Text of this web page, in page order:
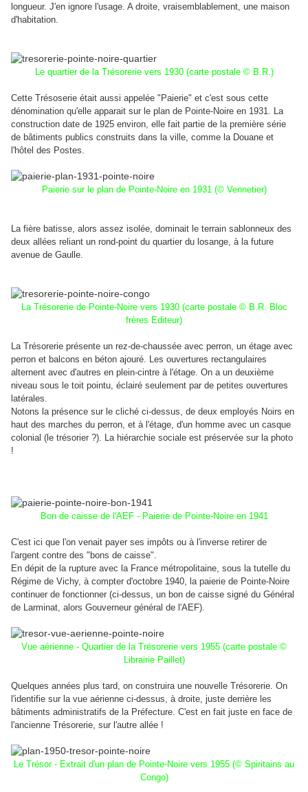
longueur. J'en ignore l'usage. A droite, vraisemblablement, une maison
d'habitation.
Le quartier de la Trésorerie vers 1930 (carte postale © B.R.)
Cette Trésoserie était aussi appelée "Paierie" et c'est sous cette
dénomination qu'elle apparait sur le plan de Pointe-Noire en 1931. La
construction date de 1925 environ, elle fait partie de la première série
de bâtiments publics construits dans la ville, comme la Douane et
l'hôtel des Postes.
Paierie sur le plan de Pointe-Noire en 1931 (© Vennetier)
La fière batisse, alors assez isolée, dominait le terrain sablonneux des
deux allées reliant un rond-point du quartier du losange, à la future
avenue de Gaulle.
La Trésorerie de Pointe-Noire vers 1930 (carte postale © B.R. Bloc
frères Editeur)
La Trésorerie présente un rez-de-chaussée avec perron, un étage avec
perron et balcons en béton ajouré. Les ouvertures rectangulaires
alternent avec d'autres en plein-cintre à l'étage. On a un deuxième
niveau sous le toit pointu, éclairé seulement par de petites ouvertures
latérales.
Notons la présence sur le cliché ci-dessus, de deux employés Noirs en
haut des marches du perron, et à l'étage, d'un homme avec un casque
colonial (le trésorier ?). La hiérarchie sociale est préservée sur la photo
!
Bon de caisse de l'AEF - Paierie de Pointe-Noire en 1941
C'est ici que l'on venait payer ses impôts ou à l'inverse retirer de
l'argent contre des "bons de caisse".
En dépit de la rupture avec la France métropolitaine, sous la tutelle du
Régime de Vichy, à compter d'octobre 1940, la paierie de Pointe-Noire
continuer de fonctionner (ci-dessus, un bon de caisse signé du Général
de Larminat, alors Gouverneur général de l'AEF).
Vue aérienne - Quartier de la Trésorerie vers 1955 (carte postale ©
Librairie Paillet)
Quelques années plus tard, on construira une nouvelle Trésorerie. On
l'identifie sur la vue aérienne ci-dessus, à droite, juste derrière les
bâtiments administratifs de la Préfecture. C'est en fait juste en face de
l'ancienne Trésorerie, sur l'autre allée !
Le Trésor - Extrait d'un plan de Pointe-Noire vers 1955 (© Spiritains au
Congo)